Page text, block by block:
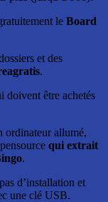
le Board
et des
.
doivent être achetés
ordinateur allumé,
qui extrait
.
d’installation et
une clé USB.